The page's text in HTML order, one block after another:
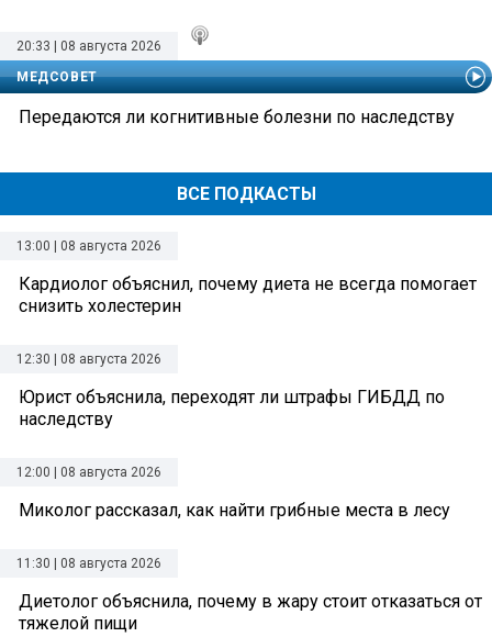
ВСЕ ПОДКАСТЫ
20:33 | 08 августа 2026
МЕДСОВЕТ
Передаются ли когнитивные болезни по наследству
13:00 | 08 августа 2026
Кардиолог объяснил, почему диета не всегда помогает
снизить холестерин
12:30 | 08 августа 2026
Юрист объяснила, переходят ли штрафы ГИБДД по
наследству
12:00 | 08 августа 2026
Миколог рассказал, как найти грибные места в лесу
11:30 | 08 августа 2026
Диетолог объяснила, почему в жару стоит отказаться от
тяжелой пищи